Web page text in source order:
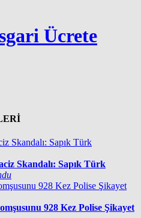
Ücrete
Skandalı: Sapık Türk
928 Kez Polise Şikayet